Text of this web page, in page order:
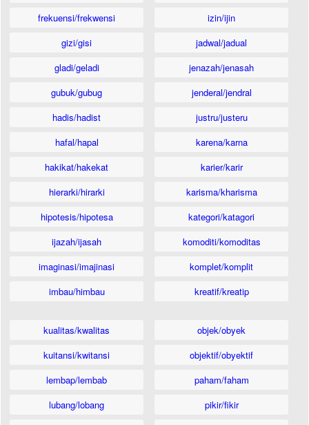
frekuensi/frekwensi
gizi/gisi
gladi/geladi
gubuk/gubug
hadis/hadist
hafal/hapal
hakikat/hakekat
hierarki/hirarki
hipotesis/hipotesa
ijazah/ijasah
imaginasi/imajinasi
imbau/himbau
izin/ijin
jadwal/jadual
jenazah/jenasah
jenderal/jendral
justru/justeru
karena/karna
karier/karir
karisma/kharisma
kategori/katagori
komoditi/komoditas
komplet/komplit
kreatif/kreatip
kualitas/kwalitas
kuitansi/kwitansi
lembap/lembab
lubang/lobang
objek/obyek
objektif/obyektif
paham/faham
pikir/fikir